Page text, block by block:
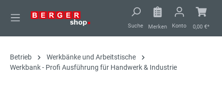
springen
Suche Merken Konto 0,00 €*
Betrieb
Werkbänke und Arbeitstische
Werkbank - Profi Ausführung für Handwerk & Industrie